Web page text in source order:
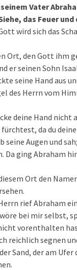
Vater
das Feuer
wird sich das
Ort, den Gott ihm
er seinen Sohn
seine Hand aus
des Herrn vom
deine Hand nicht
da du
seine Augen und
ging Abraham
Ort den
rief Abraham
bei mir selbst,
vorenthalten
reichlich segnen
Sand, der am